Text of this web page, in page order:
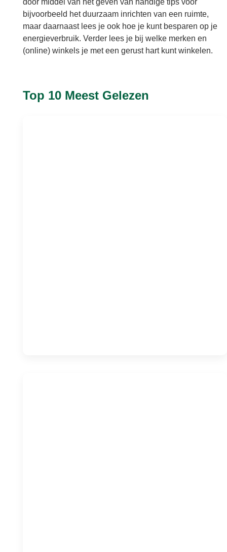
door middel van het geven van handige tips voor
bijvoorbeeld het duurzaam inrichten van een ruimte,
maar daarnaast lees je ook hoe je kunt besparen op je
energieverbruik. Verder lees je bij welke merken en
(online) winkels je met een gerust hart kunt winkelen.
Top 10 Meest Gelezen